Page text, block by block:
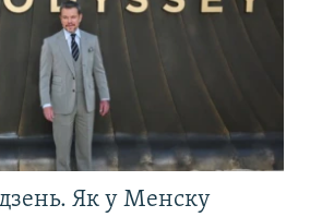
Як у Менску